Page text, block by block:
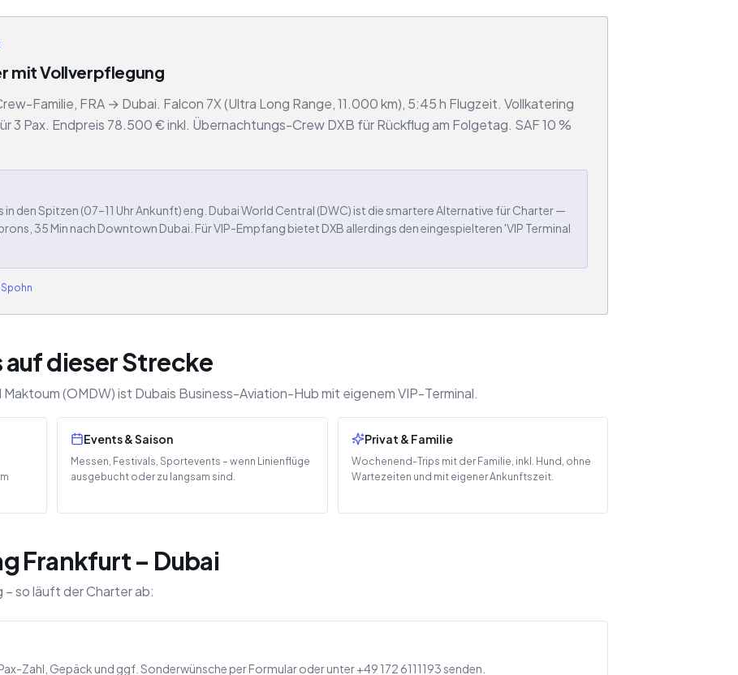
mit Vollverpflegung
Familie, FRA → Dubai. Falcon 7X (Ultra Long Range, 11.000 km), 5:45 h Flugzeit. Vollkatering
Pax. Endpreis 78.500 € inkl. Übernachtungs-Crew DXB für Rückflug am Folgetag. SAF 10 %
den Spitzen (07–11 Uhr Ankunft) eng. Dubai World Central (DWC) ist die smartere Alternative für Charter —
35 Min nach Downtown Dubai. Für VIP-Empfang bietet DXB allerdings den eingespielteren 'VIP Terminal
Spohn
auf dieser Strecke
(OMDW) ist Dubais Business-Aviation-Hub mit eigenem VIP-Terminal.
Events & Saison
Messen, Festivals, Sportevents – wenn Linienflüge
ausgebucht oder zu langsam sind.
Privat & Familie
Wochenend-Trips mit der Familie, inkl. Hund, ohne
Wartezeiten und mit eigener Ankunftszeit.
Frankfurt – Dubai
– so läuft der Charter ab:
Zahl, Gepäck und ggf. Sonderwünsche per Formular oder unter +49 172 6111193 senden.